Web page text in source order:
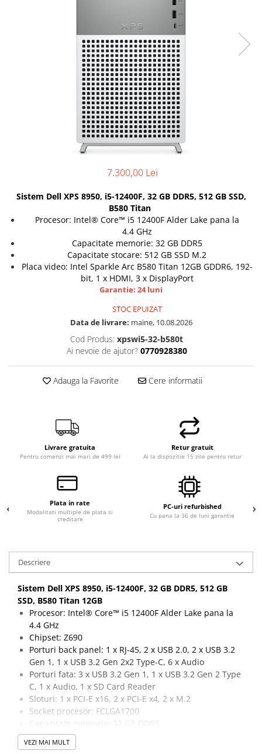
Incarcatoare laptop refurbished
Standuri și Coolere Laptop
Ventilatoare carcasa
Componente Renew/Refurbished
Placi de baza REFURBISHED
Calculatoare All-in-One NOI
Calculatoare All-in-One RENEW
Componente All-in-One
7.300,00 Lei
Sistem Dell XPS 8950, i5-12400F, 32 GB DDR5, 512 GB SSD,
B580 Titan
Procesor: Intel® Core™ i5 12400F Alder Lake pana la
4.4 GHz
Capacitate memorie: 32 GB DDR5
Capacitate stocare: 512 GB SSD M.2
Placa video: Intel Sparkle Arc B580 Titan 12GB GDDR6, 192-
bit, 1 x HDMI, 3 x DisplayPort
Garantie: 24 luni
STOC EPUIZAT
Data de livrare: maine, 10.08.2026
Cod Produs: xpswi5-32-b580t
Ai nevoie de ajutor? 0770928380
Adauga la Favorite Cere informatii
Livrare gratuita
Pentru comenzi mai mari de 499 lei
Retur gratuit
Ai la dispozitie 15 zile pentru retur
Plata in rate
Modalitati multiple de plata si
creditare
PC-uri refurbished
Cu pana la 36 de luni garantie
Descriere
Sistem Dell XPS 8950, i5-12400F, 32 GB DDR5, 512 GB
SSD, B580 Titan 12GB
Procesor: Intel® Core™ i5 12400F Alder Lake pana la
4.4 GHz
Chipset: Z690
Porturi back panel: 1 x RJ-45, 2 x USB 2.0, 2 x USB 3.2
Gen 1, 1 x USB 3.2 Gen 2x2 Type-C, 6 x Audio
Porturi fata: 3 x USB 3.2 Gen 1, 1 x USB 3.2 Gen 2 Type
C, 1 x Audio, 1 x SD Card Reader
Sloturi: 1 x PCI-E x16, 2 x PCI-E x4, 2 x M.2
Socket procesor: FCLGA1700
Capacitate stocare: 512 GB SSD M.2
Placa video: Intel Sparkle Arc B580 Titan 12GB GDDR6,
VEZI MAI MULT